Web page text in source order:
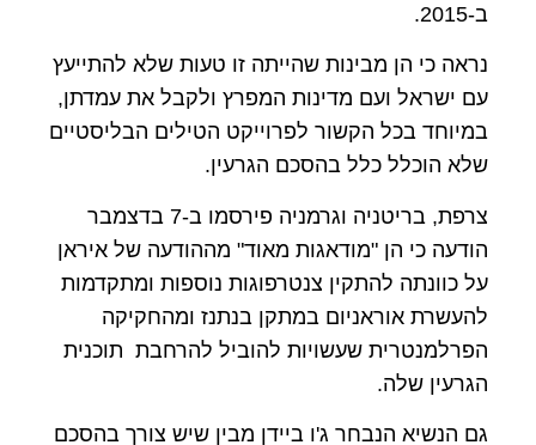
ב-2015.
נראה כי הן מבינות שהייתה זו טעות שלא להתייעץ
עם ישראל ועם מדינות המפרץ ולקבל את עמדתן,
במיוחד בכל הקשור לפרוייקט הטילים הבליסטיים
שלא הוכלל כלל בהסכם הגרעין.
צרפת, בריטניה וגרמניה פירסמו ב-7 בדצמבר
הודעה כי הן "מודאגות מאוד" מההודעה של איראן
על כוונתה להתקין צנטרפוגות נוספות ומתקדמות
להעשרת אוראניום במתקן בנתנז ומהחקיקה
הפרלמנטרית שעשויות להוביל להרחבת תוכנית
הגרעין שלה.
גם הנשיא הנבחר ג'ו ביידן מבין שיש צורך בהסכם